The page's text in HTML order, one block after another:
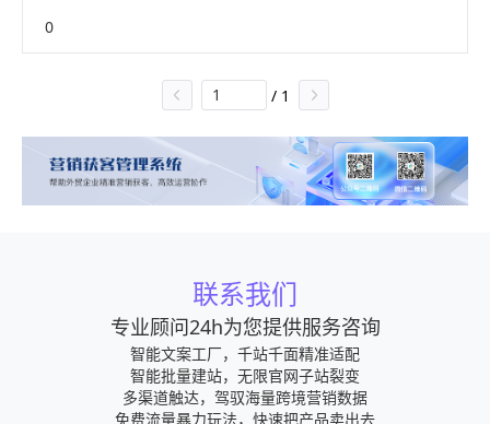
生产成果的活动，是服务于客户的一场活动。负责产
品的市场渠道开拓与销售工作，执如亏行并完成公司
产品年度销售计划。根据公司市场营销战略，提升销
售价值，控制成本，扩大产品在所负渣胡神责区域的
销售，积极完成销售量指标，扩大产品做悉市场占有
率。动态把握市场价格，定期向公司提供市场分析及
预测报告和个人工作周报。
0
/ 1
联系我们
专业顾问24h为您提供服务咨询
智能文案工厂，千站千面精准适配
智能批量建站，无限官网子站裂变
多渠道触达，驾驭海量跨境营销数据
免费流量暴力玩法，快速把产品卖出去